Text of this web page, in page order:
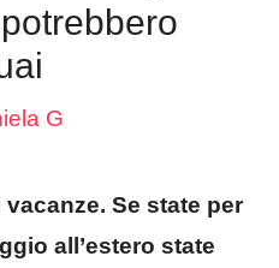
G
Se state per
all’estero state